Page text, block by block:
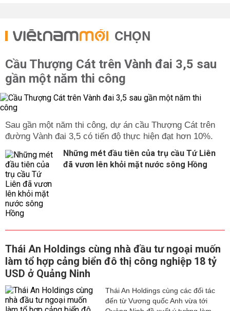
CHỌN
Cầu Thượng Cát trên Vành đai 3,5 sau
gần một năm thi công
Sau gần một năm thi công, dự án cầu Thượng Cát trên
đường Vành đai 3,5 có tiến độ thực hiện đạt hơn 10%.
Những mét đầu tiên của trụ cầu Tứ Liên
đã vươn lên khỏi mặt nước sông Hồng
Thái An Holdings cùng nhà đầu tư ngoại muốn
làm tổ hợp cảng biển đô thị công nghiệp 18 tỷ
USD ở Quảng Ninh
Thái An Holdings cùng các đối tác
đến từ Vương quốc Anh vừa tới